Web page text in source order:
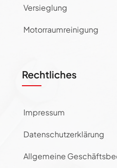
Versieglung
Motorraumreinigung
Rechtliches
Impressum
Datenschutzerklärung
Allgemeine